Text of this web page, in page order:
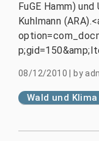
FuGE Hamm)
Kuhlmann
08/12/2010 by
Wald und Klima